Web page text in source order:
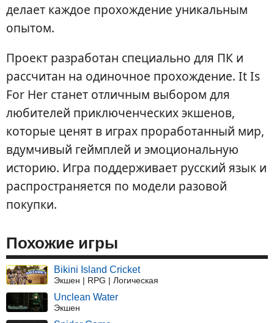
делает каждое прохождение уникальным
опытом.
Проект разработан специально для ПК и
рассчитан на одиночное прохождение. It Is
For Her станет отличным выбором для
любителей приключенческих экшенов,
которые ценят в играх проработанный мир,
вдумчивый геймплей и эмоциональную
историю. Игра поддерживает русский язык и
распространяется по модели разовой
покупки.
Похожие игры
Bikini Island Cricket
Экшен | RPG | Логическая
Unclean Water
Экшен